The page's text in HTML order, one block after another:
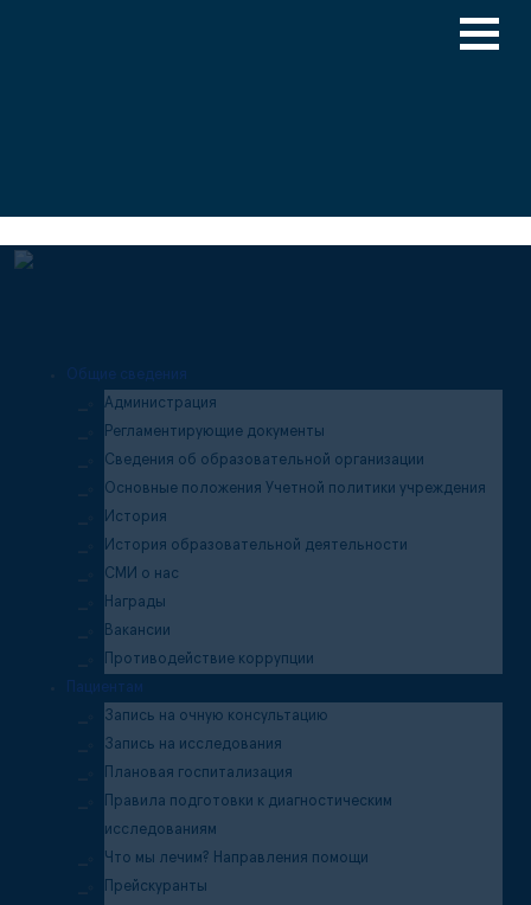
Общие сведения
Администрация
Регламентирующие документы
Сведения об образовательной организации
Основные положения Учетной политики учреждения
История
История образовательной деятельности
СМИ о нас
Награды
Вакансии
Противодействие коррупции
Пациентам
Запись на очную консультацию
Запись на исследования
Плановая госпитализация
Правила подготовки к диагностическим
исследованиям
Что мы лечим? Направления помощи
Прейскуранты